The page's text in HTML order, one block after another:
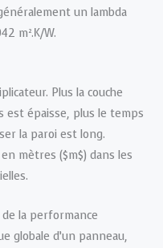
un lambda
m².K/W.
Plus la couche
est épaisse, plus le temps
la paroi est long.
mètres ($m$) dans les
la performance
globale d’un panneau,